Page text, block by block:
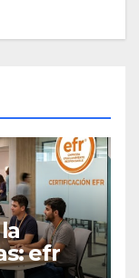
efr